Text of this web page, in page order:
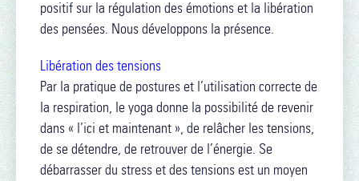
positif sur la régulation des émotions et la libération
des pensées. Nous développons la présence.
Libération des tensions
Par la pratique de postures et l’utilisation correcte de
la respiration, le yoga donne la possibilité de revenir
dans « l’ici et maintenant », de relâcher les tensions,
de se détendre, de retrouver de l’énergie. Se
débarrasser du stress et des tensions est un moyen